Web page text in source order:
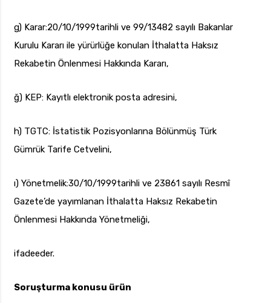
g) Karar:20/10/1999tarihli ve 99/13482 sayılı Bakanlar
Kurulu Kararı ile yürürlüğe konulan İthalatta Haksız
Rekabetin Önlenmesi Hakkında Kararı,
ğ) KEP: Kayıtlı elektronik posta adresini,
h) TGTC: İstatistik Pozisyonlarına Bölünmüş Türk
Gümrük Tarife Cetvelini,
ı) Yönetmelik:30/10/1999tarihli ve 23861 sayılı Resmî
Gazete’de yayımlanan İthalatta Haksız Rekabetin
Önlenmesi Hakkında Yönetmeliği,
ifadeeder.
Soruşturma konusu ürün